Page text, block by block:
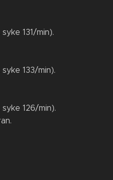
131/min).
133/min).
126/min).